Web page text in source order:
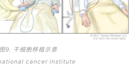
图9. 干细胞移植示意
cancer institute